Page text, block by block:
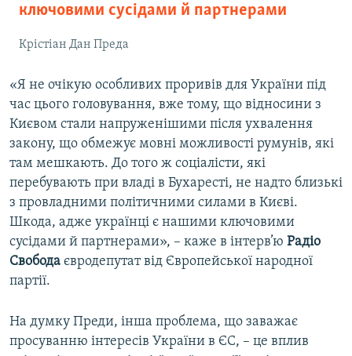
ключовими сусідами й партнерами
Крістіан Дан Преда
«Я не очікую особливих проривів для України під
час цього головування, вже тому, що відносини з
Києвом стали напруженішими після ухвалення
закону, що обмежує мовні можливості румунів, які
там мешкають. До того ж соціалісти, які
перебувають при владі в Бухаресті, не надто близькі
з провладними політичними силами в Києві.
Шкода, адже українці є нашими ключовими
сусідами й партнерами», – каже в інтерв’ю Радіо
Свобода євродепутат від Європейської народної
партії.
На думку Преди, інша проблема, що заважає
просуванню інтересів України в ЄС, – це вплив